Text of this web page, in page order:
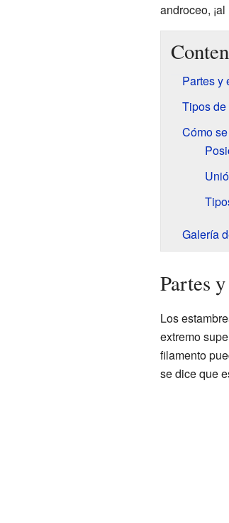
androceo,
Partes y
Tipos
Cómo
Galería
Partes
Los
extremo
filamento
se dice que